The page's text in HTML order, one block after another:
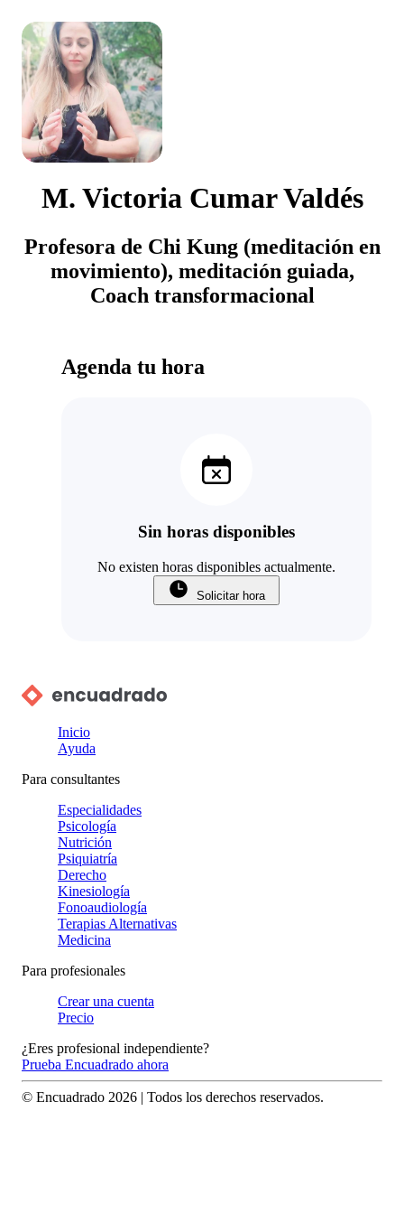
M. Victoria Cumar Valdés
Profesora de Chi Kung (meditación en
movimiento), meditación guiada,
Coach transformacional
Agenda tu hora
Sin horas disponibles
No existen horas disponibles actualmente.
Solicitar hora
Inicio
Ayuda
Para consultantes
Especialidades
Psicología
Nutrición
Psiquiatría
Derecho
Kinesiología
Fonoaudiología
Terapias Alternativas
Medicina
Para profesionales
Crear una cuenta
Precio
¿Eres profesional independiente?
Prueba Encuadrado ahora
© Encuadrado 2026 | Todos los derechos reservados.